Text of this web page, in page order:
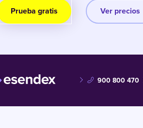
Prueba gratis Ver precios
900 800 470